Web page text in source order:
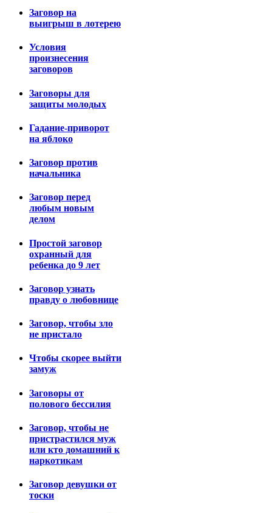
Заговор на
выигрыш в лотерею
Условия
произнесения
заговоров
Заговоры для
защиты молодых
Гадание-приворот
на яблоко
Заговор против
начальника
Заговор перед
любым новым
делом
Простой заговор
охранный для
ребенка до 9 лет
Заговор узнать
правду о любовнице
Заговор, чтобы зло
не пристало
Чтобы скорее выйти
замуж
Заговоры от
полового бессилия
Заговор, чтобы не
пристрастился муж
или кто домашний к
наркотикам
Заговор девушки от
тоски